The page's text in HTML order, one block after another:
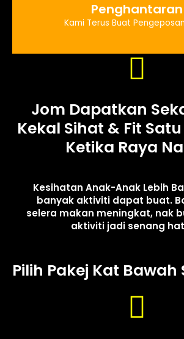
Penghantaran
Kami Terus Buat
Jom Dapatkan
Kekal Sihat & Fit
Ketika Raya
Kesihatan Anak-Anak Lebih
banyak aktiviti dapat buat.
selera makan meningkat, nak
aktiviti jadi senang
Pilih Pakej Kat